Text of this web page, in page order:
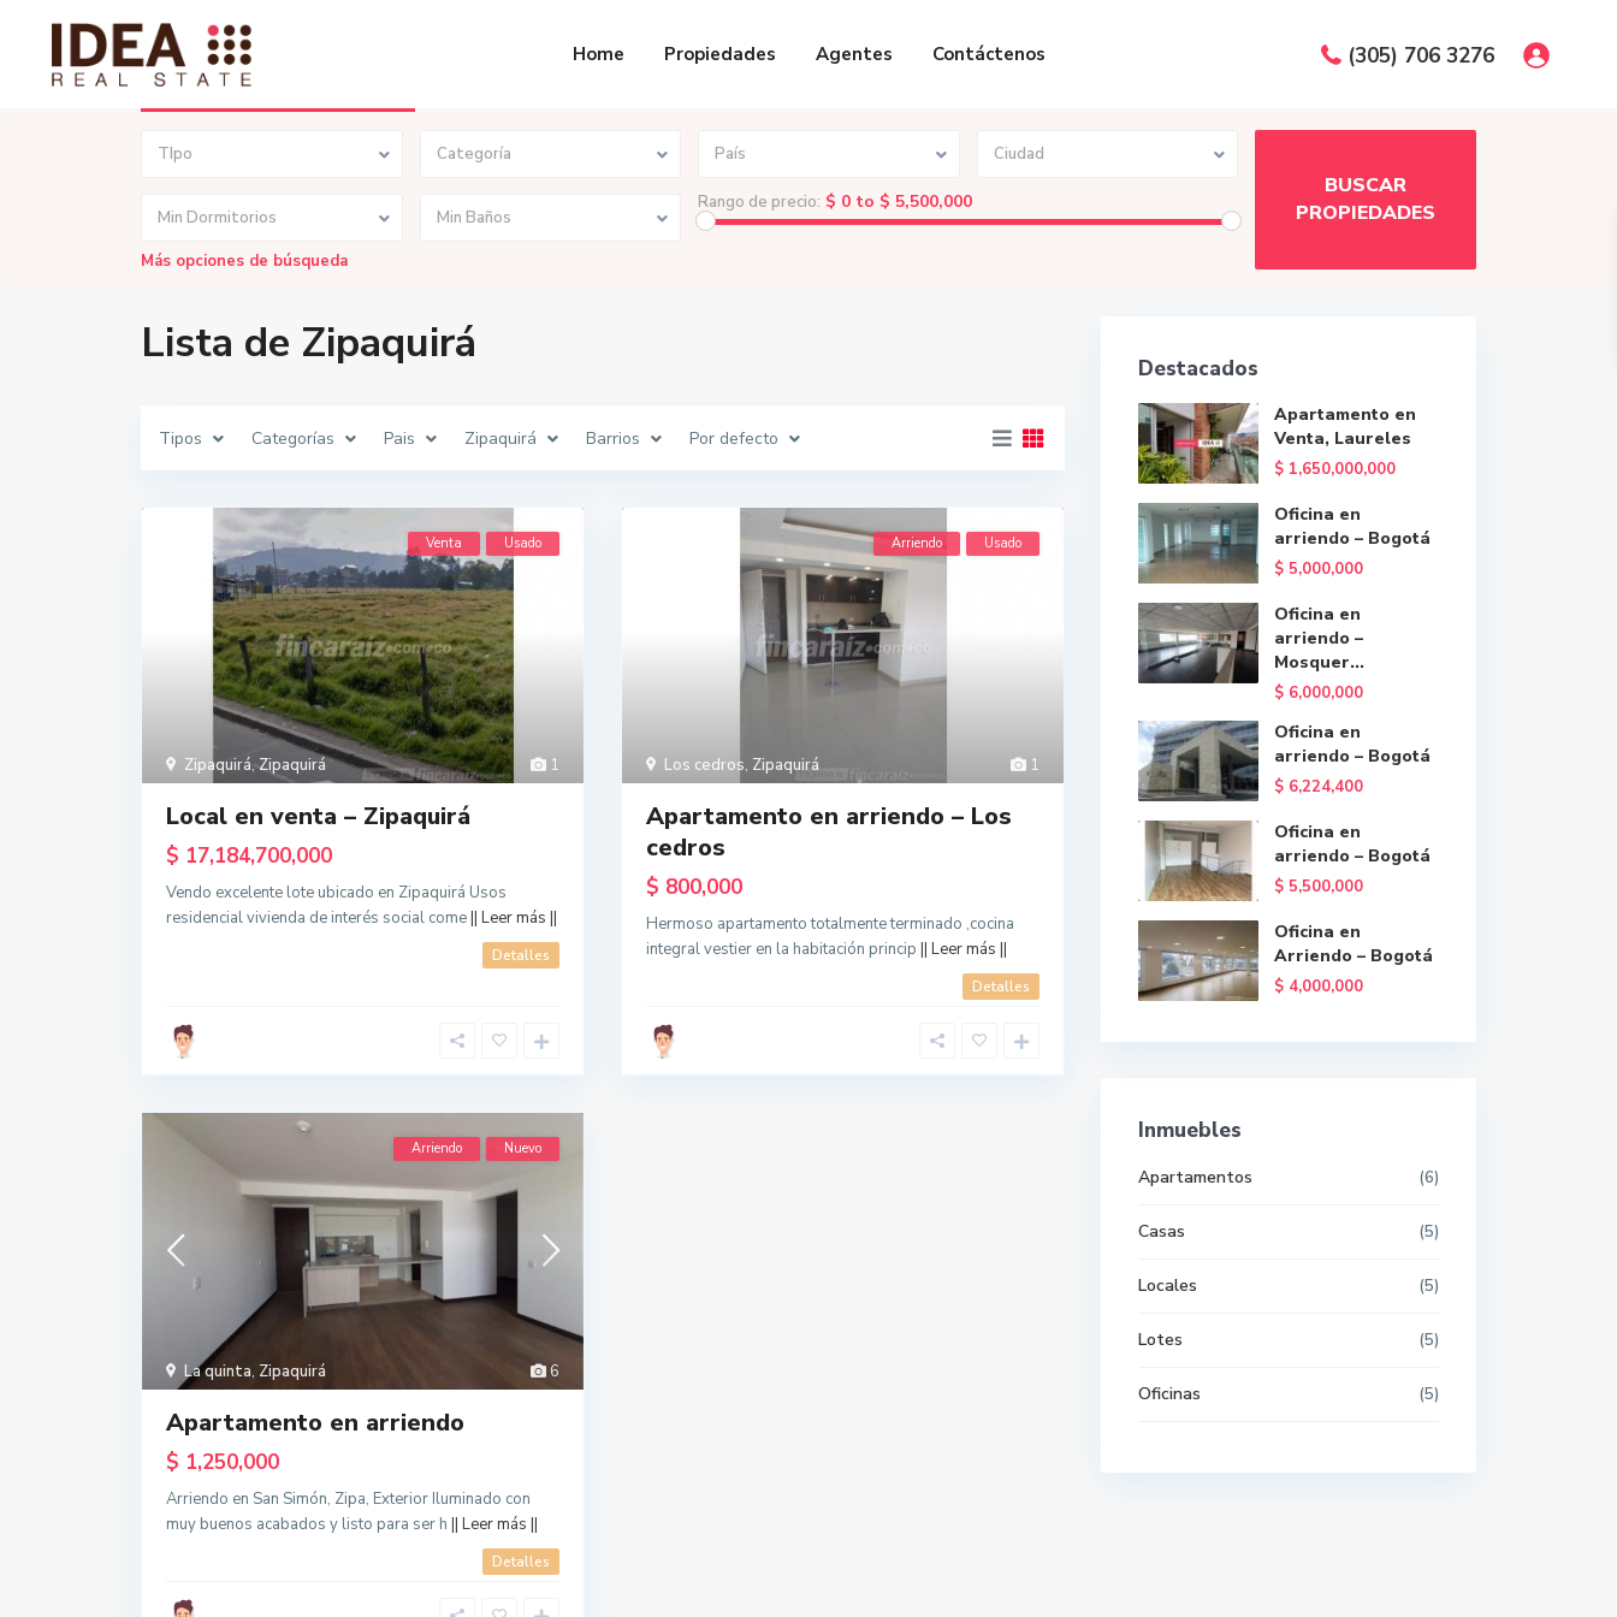
(305) 706 3276
Home Propiedades Agentes
Contáctenos
Búsqueda Avanzada
TIpo Categoría País Ciudad
Min Dormitorios Min Baños
Rango de precio: $ 0 to $ 5,500,000
Más opciones de búsqueda
Lista de Zipaquirá
Tipos Categorías Pais Zipaquirá Barrios Por defecto
1
Zipaquirá,Zipaquirá
Venta Usado
Local en venta – Zipaquirá
$ 17,184,700,000
Vendo excelente lote ubicado en Zipaquirá Usos
residencial vivienda de interés social come|| Leer más ||
Detalles
1
Los cedros, Zipaquirá
Arriendo Usado
Apartamento en arriendo – Los
cedros
$ 800,000
Hermoso apartamento totalmente terminado ,cocina
integral vestier en la habitación princip || Leer más ||
Detalles
6
La quinta, Zipaquirá
Arriendo Nuevo
Apartamento en arriendo
$ 1,250,000
Arriendo en San Simón, Zipa, Exterior Iluminado con
muy buenos acabados y listo para ser h || Leer más ||
Detalles
Destacados
Apartamento en
Venta, Laureles
$ 1,650,000,000
Oficina en
arriendo – Bogotá
$ 5,000,000
Oficina en
arriendo –
Mosquer...
$ 6,000,000
Oficina en
arriendo – Bogotá
$ 6,224,400
Oficina en
arriendo – Bogotá
$ 5,500,000
Oficina en
Arriendo – Bogotá
$ 4,000,000
Inmuebles
Apartamentos (6)
Casas (5)
Locales (5)
Lotes (5)
Oficinas (5)